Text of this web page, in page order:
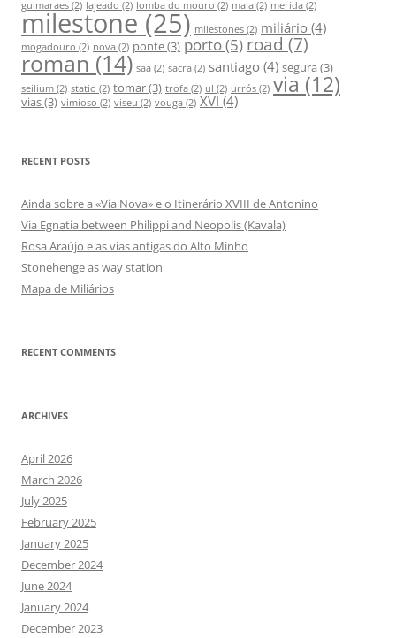
r
:
guimaraes (2) lajeado (2) lomba do mouro (2) maia (2) merida (2)
milestone (25) milestones (2) miliário (4)
mogadouro (2) nova (2) ponte(3) porto(5) road (7)
roman (14) saa (2) sacra (2) santiago (4) segura (3)
seilium (2) statio (2) tomar(3) trofa (2) ul (2) urrós (2) via (12)
vias(3) vimioso (2) viseu (2) vouga (2) XVI (4)
RECENT POSTS
Ainda sobre a «Via Nova» e o Itinerário XVIII de Antonino
Via Egnatia between Philippi and Neopolis (Kavala)
Rosa Araújo e as vias antigas do Alto Minho
Stonehenge as way station
Mapa de Miliários
RECENT COMMENTS
ARCHIVES
April 2026
March 2026
July 2025
February 2025
January 2025
December 2024
June 2024
January 2024
December 2023